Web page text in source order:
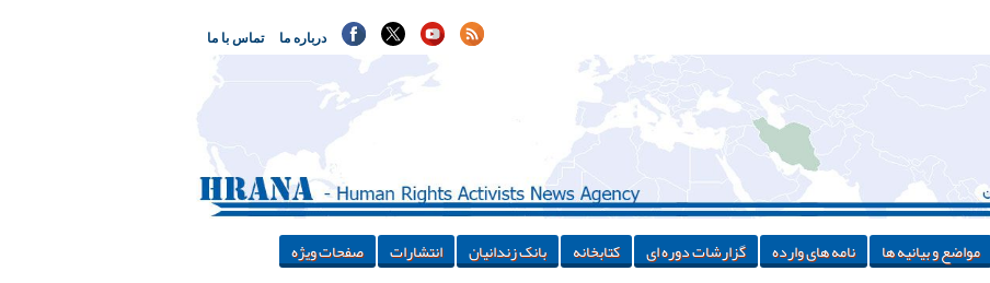
تماس با ما درباره ما
مواضع و بیانیه ها نامه های وارده گزارشات دوره ای کتابخانه بانک زندانیان انتشارات صفحات ویژه